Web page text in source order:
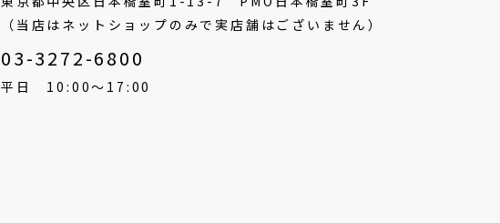
（当店はネットショップのみで実店舗はございません）
03-3272-6800
平日 10:00〜17:00